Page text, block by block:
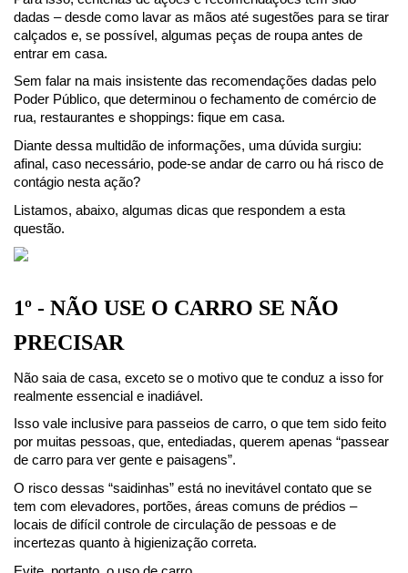
dadas – desde como lavar as mãos até sugestões para se tirar
calçados e, se possível, algumas peças de roupa antes de
entrar em casa.
Sem falar na mais insistente das recomendações dadas pelo
Poder Público, que determinou o fechamento de comércio de
rua, restaurantes e shoppings: fique em casa.
Diante dessa multidão de informações, uma dúvida surgiu:
afinal, caso necessário, pode-se andar de carro ou há risco de
contágio nesta ação?
Listamos, abaixo, algumas dicas que respondem a esta
questão.
1º - NÃO USE O CARRO SE NÃO
PRECISAR
Não saia de casa, exceto se o motivo que te conduz a isso for
realmente essencial e inadiável.
Isso vale inclusive para passeios de carro, o que tem sido feito
por muitas pessoas, que, entediadas, querem apenas “passear
de carro para ver gente e paisagens”.
O risco dessas “saidinhas” está no inevitável contato que se
tem com elevadores, portões, áreas comuns de prédios –
locais de difícil controle de circulação de pessoas e de
incertezas quanto à higienização correta.